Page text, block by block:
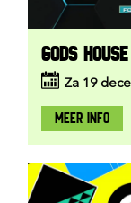
GODS
Za 19
MEER INFO